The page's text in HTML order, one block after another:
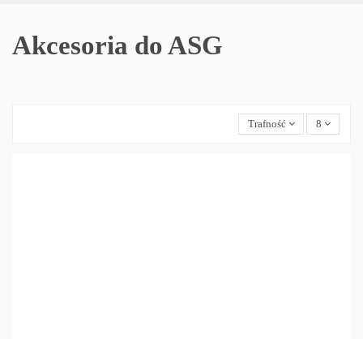
Akcesoria do ASG
Trafność 8